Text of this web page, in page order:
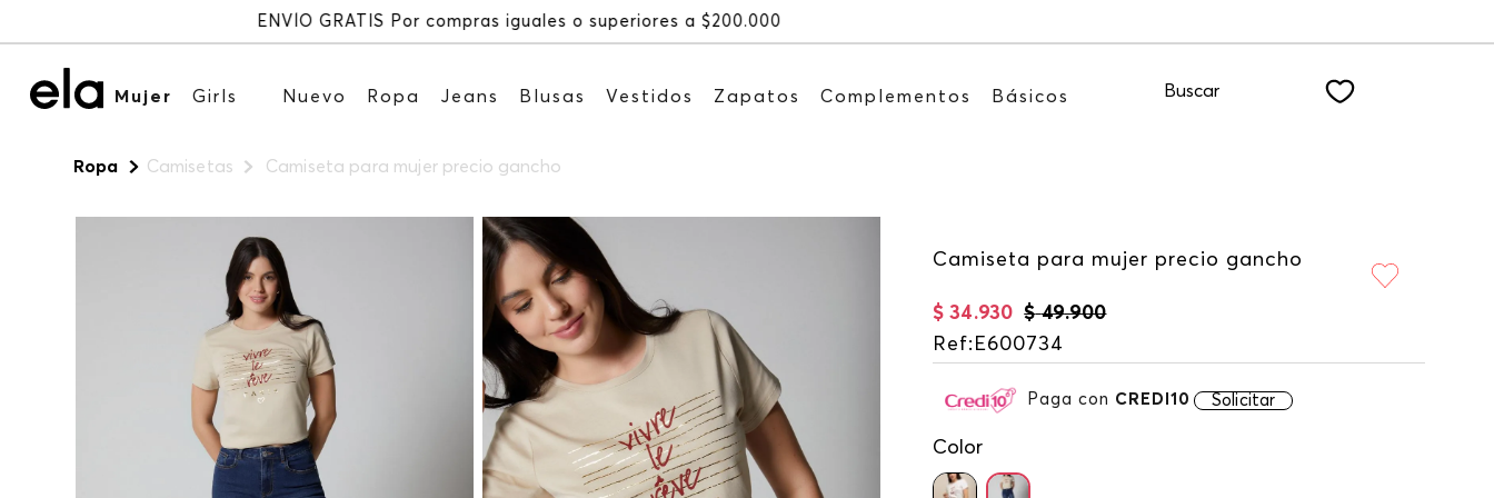
Recibe: 15%OFF suscribiéndote a nuestro NEWSLETTER
Mujer Girls Nuevo Ropa Jeans Blusas Vestidos Zapatos Complementos Básicos Buscar
Ropa Camisetas Camiseta para mujer precio gancho
Camiseta para mujer precio gancho
$ 49.900
$ 34.930
Ref: E600734
Paga con CREDI10 Solicitar
Color